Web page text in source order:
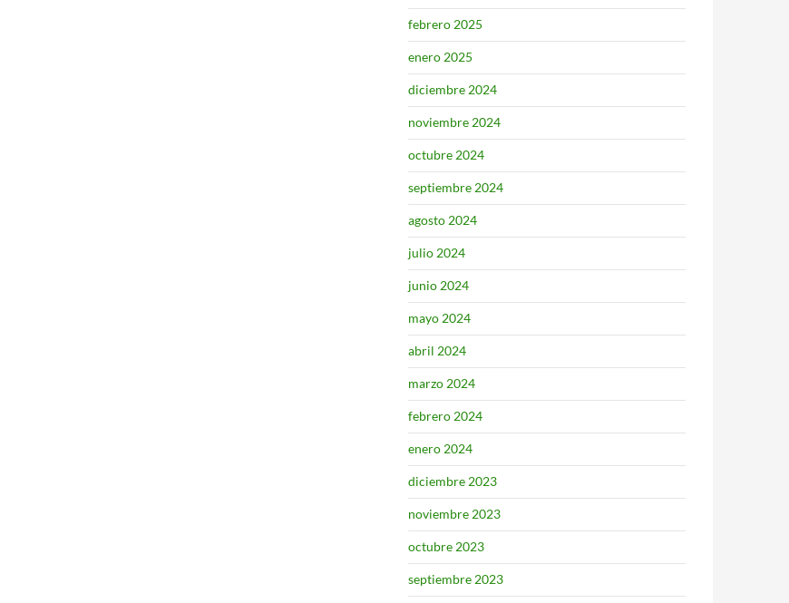
febrero 2025
enero 2025
diciembre 2024
noviembre 2024
octubre 2024
septiembre 2024
agosto 2024
julio 2024
junio 2024
mayo 2024
abril 2024
marzo 2024
febrero 2024
enero 2024
diciembre 2023
noviembre 2023
octubre 2023
septiembre 2023